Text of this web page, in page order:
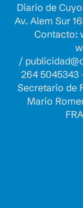
Diario de
Av. Alem Sur
Contacto:
/
264 5045343
Secretario de
Mario